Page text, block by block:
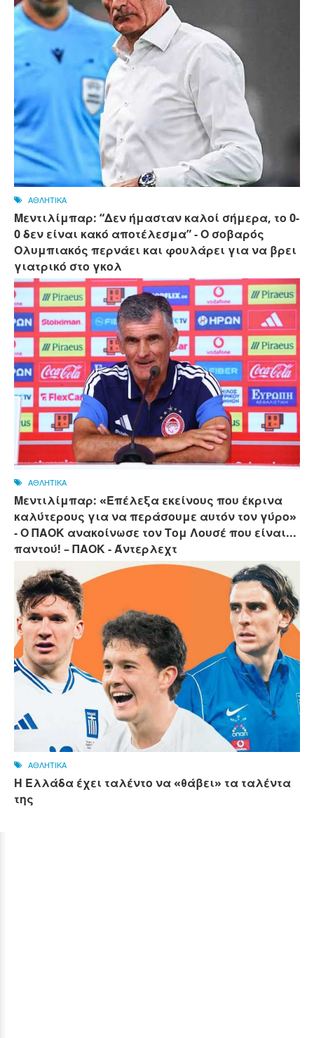
ΑΘΛΗΤΙΚΑ
Μεντιλίμπαρ: “Δεν ήμασταν καλοί σήμερα, το 0-
0 δεν είναι κακό αποτέλεσμα” - Ο σοβαρός
Ολυμπιακός περνάει και φουλάρει για να βρει
γιατρικό στο γκολ
ΑΘΛΗΤΙΚΑ
Μεντιλίμπαρ: «Επέλεξα εκείνους που έκρινα
καλύτερους για να περάσουμε αυτόν τον γύρο»
- Ο ΠΑΟΚ ανακοίνωσε τον Τομ Λουσέ που είναι...
παντού! – ΠΑΟΚ - Άντερλεχτ
ΑΘΛΗΤΙΚΑ
Η Ελλάδα έχει ταλέντο να «θάβει» τα ταλέντα
της